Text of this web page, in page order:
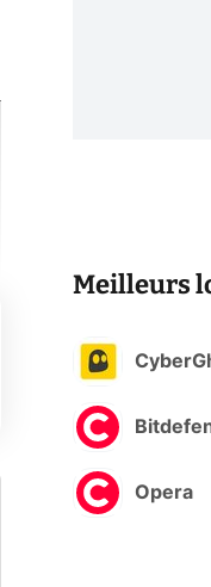
Meilleurs
Opera